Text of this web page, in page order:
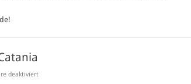
!
deaktiviertfür